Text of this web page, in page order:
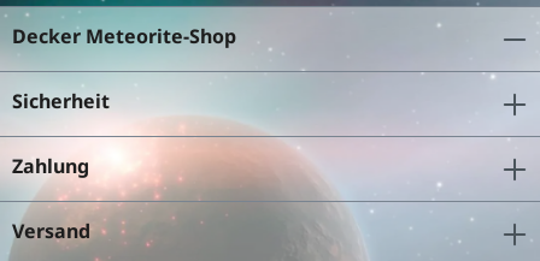
Decker Meteorite-Shop
Sicherheit
Zahlung
Versand